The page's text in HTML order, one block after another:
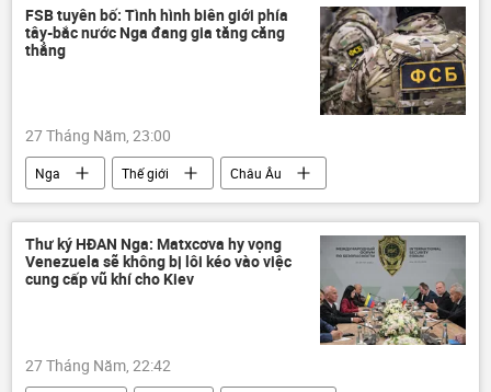
Vladimir Zelensky
Châu Âu
phương Tây
Thế giới
Matxcơva
FSB tuyên bố: Tình hình biên giới phía
tây-bắc nước Nga đang gia tăng căng
thẳng
27 Tháng Năm, 23:00
Nga Thế giới
Châu Âu
NATO
biên giới
căng thẳng biên giới
Phần Lan
Vùng Baltic
Thư ký HĐAN Nga: Matxcơva hy vọng
Venezuela sẽ không bị lôi kéo vào việc
cung cấp vũ khí cho Kiev
27 Tháng Năm, 22:42